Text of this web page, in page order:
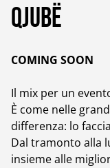
qjubë
COMING SOON
Il mix per un
È come nelle
differenza: lo
Dal tramonto alla
insieme alle